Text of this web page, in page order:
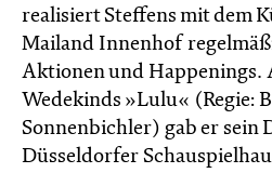
realisiert Steffens mit dem
Mailand Innenhof
Aktionen und Happenings.
Wedekinds »Lulu« (Regie:
Sonnenbichler) gab er sein
Düsseldorfer